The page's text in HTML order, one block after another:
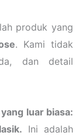
produk yang
. Kami tidak
dan detail
luar biasa:
Ini adalah